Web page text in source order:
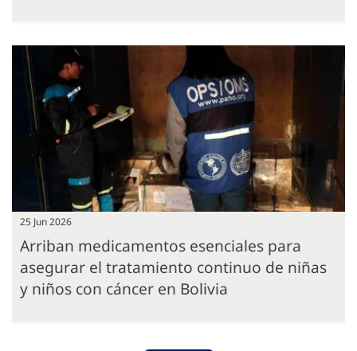
25 Jun 2026
Arriban medicamentos esenciales para
asegurar el tratamiento continuo de niñas
y niños con cáncer en Bolivia